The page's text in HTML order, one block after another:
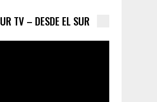
TV – DESDE EL SUR